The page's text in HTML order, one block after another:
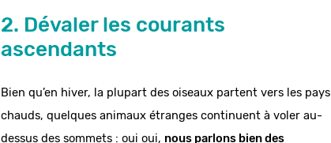
2. Dévaler les courants
ascendants
Bien qu’en hiver, la plupart des oiseaux partent vers les pays
chauds, quelques animaux étranges continuent à voler au-
dessus des sommets : oui oui, nous parlons bien des